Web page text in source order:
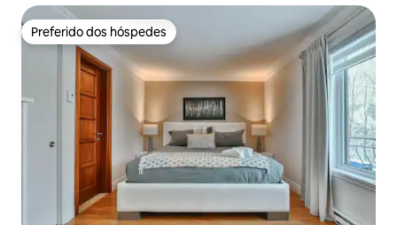
Preferido dos hóspedes
Preferido dos hóspedes